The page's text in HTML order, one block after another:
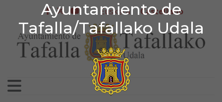
Ayuntamiento de
Tafalla/Tafallako Udala
Ir al contenido
Ayuntamiento de
facebook
twitter
youtube
Euskera Castellano